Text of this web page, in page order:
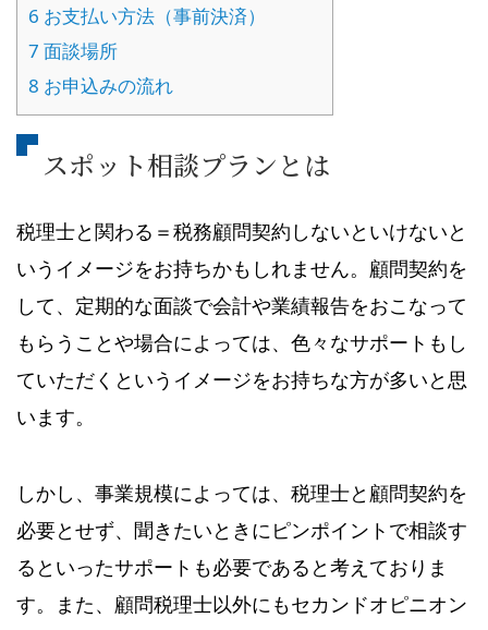
6 お支払い方法（事前決済）
7 面談場所
8 お申込みの流れ
スポット相談プランとは
税理士と関わる＝税務顧問契約しないといけないと
いうイメージをお持ちかもしれません。顧問契約を
して、定期的な面談で会計や業績報告をおこなって
もらうことや場合によっては、色々なサポートもし
ていただくというイメージをお持ちな方が多いと思
います。
しかし、事業規模によっては、税理士と顧問契約を
必要とせず、聞きたいときにピンポイントで相談す
るといったサポートも必要であると考えておりま
す。また、顧問税理士以外にもセカンドオピニオン